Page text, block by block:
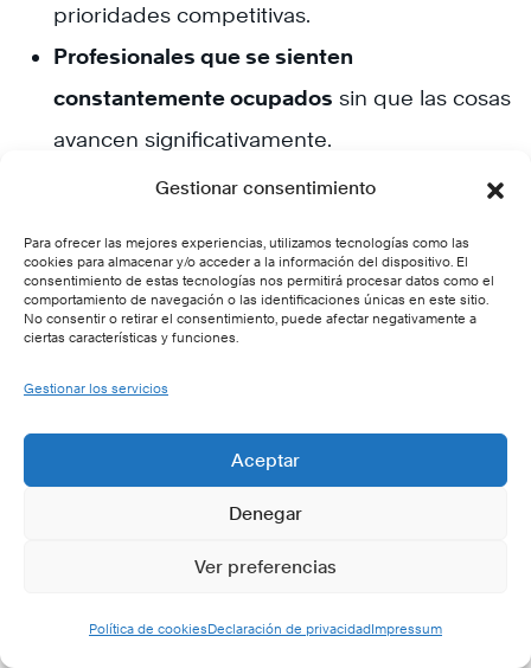
Gestionar consentimiento
Para ofrecer las mejores experiencias, utilizamos tecnologías como las
cookies para almacenar y/o acceder a la información del dispositivo. El
consentimiento de estas tecnologías nos permitirá procesar datos como el
comportamiento de navegación o las identificaciones únicas en este sitio.
No consentir o retirar el consentimiento, puede afectar negativamente a
ciertas características y funciones.
Gestionar los servicios
Aceptar
Denegar
Ver preferencias
Política de cookiesDeclaración de privacidadImpressum
prioridades competitivas.
Profesionales que se sienten
constantemente ocupados sin que las cosas
avancen significativamente.
Equipos completosque buscan crear una
compartido.
Profesionales del conocimientoque luchan
con la sobrecarga de información y
decisiones constantes.
Líderes que desean mejorar el bienestar de
reduciendo el estrés y el
agotamiento laboral.
Objetivos de aprendizaje del programa
Al completar el curso, los participantes serán